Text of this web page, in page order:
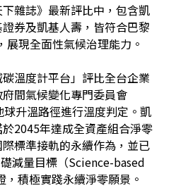
雜誌》最新評比中，包含凱
券及凱基人壽，皆符合巴黎
展現全面性氣候治理能力。
溫度計平台」評比全台企業
間氣候變化專門委員會
球升溫路徑進行溫度判定。凱
2045年達成全資產組合淨零
標準接軌的永續作為，並已
減量目標（Science-based
積極實踐永續淨零願景。